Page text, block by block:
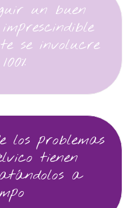
un buen
se involucre
los problemas
tienen
a